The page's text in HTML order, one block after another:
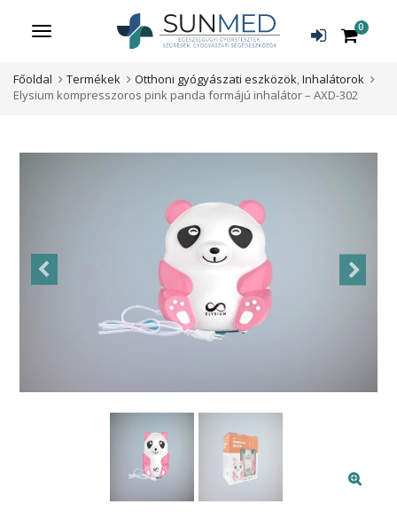
Menü 0
Főoldal Termékek Otthoni gyógyászati eszközök,Inhalátorok
Elysium kompresszoros pink panda formájú inhalátor – AXD-302